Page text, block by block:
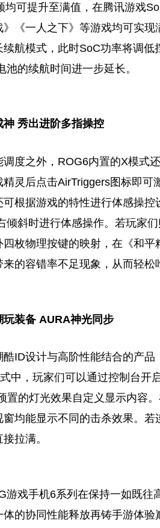
均可提升至满值，在腾讯游戏
》《一人之下》等游戏均可实
续航模式，此时SoC功率将调
池的续航时间进一步延长。
秀出进阶多指操控
调度之外，ROG6内置的X模式
精灵后点击AirTriggers图标即
可根据游戏的特性进行体感操
倾斜时进行体感操作。若玩家
枚物理按键的映射，在《和平
的容错率不足现象，从而轻松
装备 AURA神光同步
酷ID设计与高阶性能结合的产
中， 玩家们可以通过控制 台开
置的灯光效果自定义显示内容
窗均能显示不同的击杀效果。
拉满。
游戏手机6系列在保持一如既
体的协同性能释放再铸手游体验